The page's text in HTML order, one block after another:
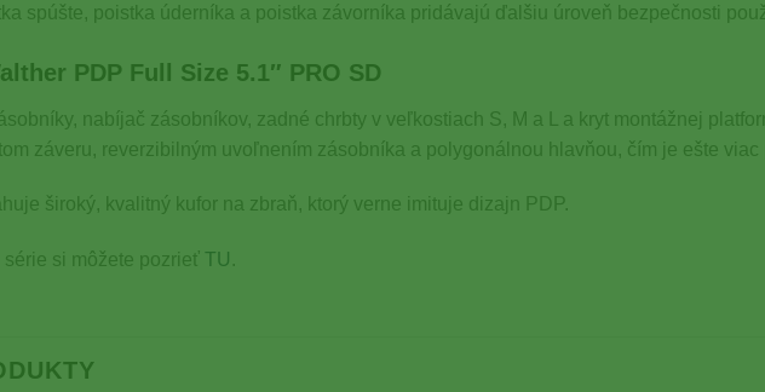
spúšte, poistka úderníka a poistka závorníka pridávajú ďalšiu úroveň bezpečnosti
PDP Full Size 5.1″ PRO SD
nabíjač zásobníkov, zadné chrbty v veľkostiach S, M a L a kryt montážnej
záveru, reverzibilným uvoľnením zásobníka a polygonálnou hlavňou, čím je ešte
široký, kvalitný kufor na zbraň, ktorý verne imituje dizajn PDP.
si môžete pozrieť TU .